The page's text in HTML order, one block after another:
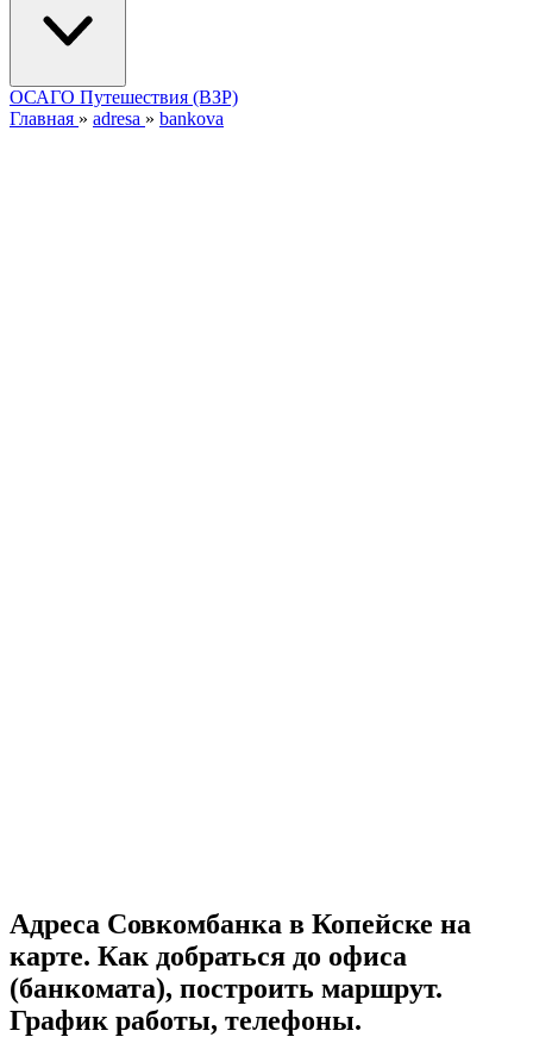
ОСАГО Путешествия (ВЗР)
Главная » adresa » bankova
Адреса Совкомбанка в Копейске на
карте. Как добраться до офиса
(банкомата), построить маршрут.
График работы, телефоны.